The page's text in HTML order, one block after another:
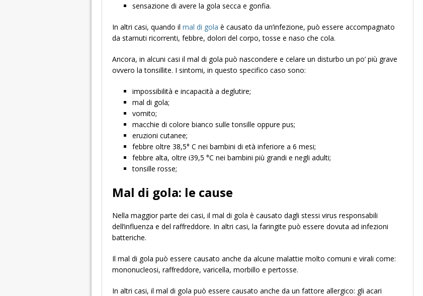
sensazione di avere la gola secca e gonfia.
In altri casi, quando il mal di gola è causato da un’infezione, può essere accompagnato
da starnuti ricorrenti, febbre, dolori del corpo, tosse e naso che cola.
Ancora, in alcuni casi il mal di gola può nascondere e celare un disturbo un po’ più grave
ovvero la tonsillite. I sintomi, in questo specifico caso sono:
impossibilità e incapacità a deglutire;
mal di gola;
vomito;
macchie di colore bianco sulle tonsille oppure pus;
eruzioni cutanee;
febbre oltre 38,5° C nei bambini di età inferiore a 6 mesi;
febbre alta, oltre i39,5 °C nei bambini più grandi e negli adulti;
tonsille rosse;
Mal di gola: le cause
Nella maggior parte dei casi, il mal di gola è causato dagli stessi virus responsabili
dell’influenza e del raffreddore. In altri casi, la faringite può essere dovuta ad infezioni
batteriche.
Il mal di gola può essere causato anche da alcune malattie molto comuni e virali come:
mononucleosi, raffreddore, varicella, morbillo e pertosse.
In altri casi, il mal di gola può essere causato anche da un fattore allergico: gli acari